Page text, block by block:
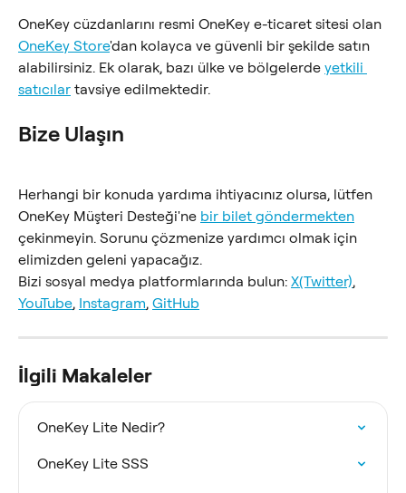
OneKey cüzdanlarını resmi OneKey e-ticaret sitesi olan
OneKey Store'dan kolayca ve güvenli bir şekilde satın
alabilirsiniz. Ek olarak, bazı ülke ve bölgelerde yetkili
satıcılar tavsiye edilmektedir.
Bize Ulaşın
Herhangi bir konuda yardıma ihtiyacınız olursa, lütfen
OneKey Müşteri Desteği'ne bir bilet göndermekten
çekinmeyin. Sorunu çözmenize yardımcı olmak için
elimizden geleni yapacağız.
Bizi sosyal medya platformlarında bulun: X(Twitter),
YouTube, Instagram, GitHub
İlgili Makaleler
OneKey Lite Nedir?
OneKey Lite SSS